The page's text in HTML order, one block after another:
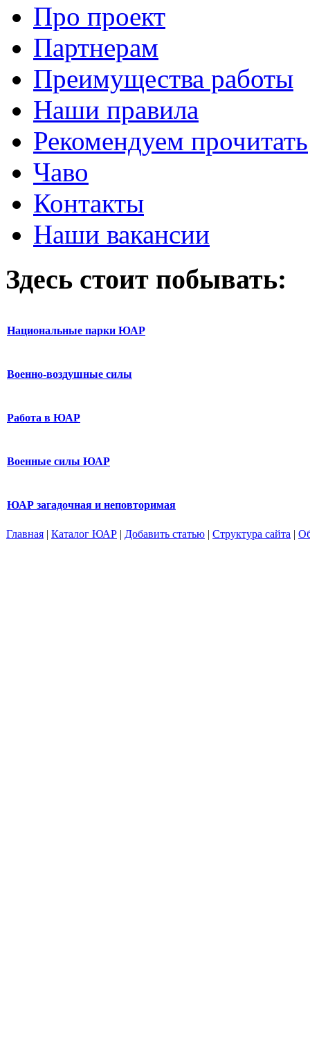
Про проект
Партнерам
Преимущества работы
Наши правила
Рекомендуем прочитать
Чаво
Контакты
Наши вакансии
Здесь стоит побывать:
Национальные парки ЮАР
Военно-воздушные силы
Работа в ЮАР
Военные силы ЮАР
ЮАР загадочная и неповторимая
Главная | Каталог ЮАР | Добавить статью | Структура сайта |